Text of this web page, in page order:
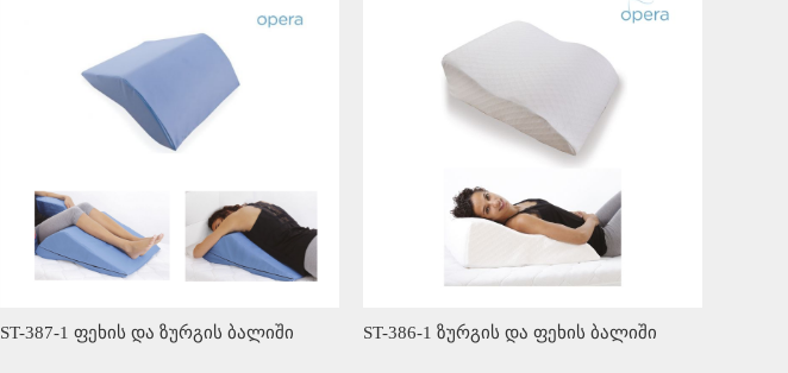
ST-387-1 ფეხის და ზურგის ბალიში ST-386-1 ზურგის და ფეხის ბალიში